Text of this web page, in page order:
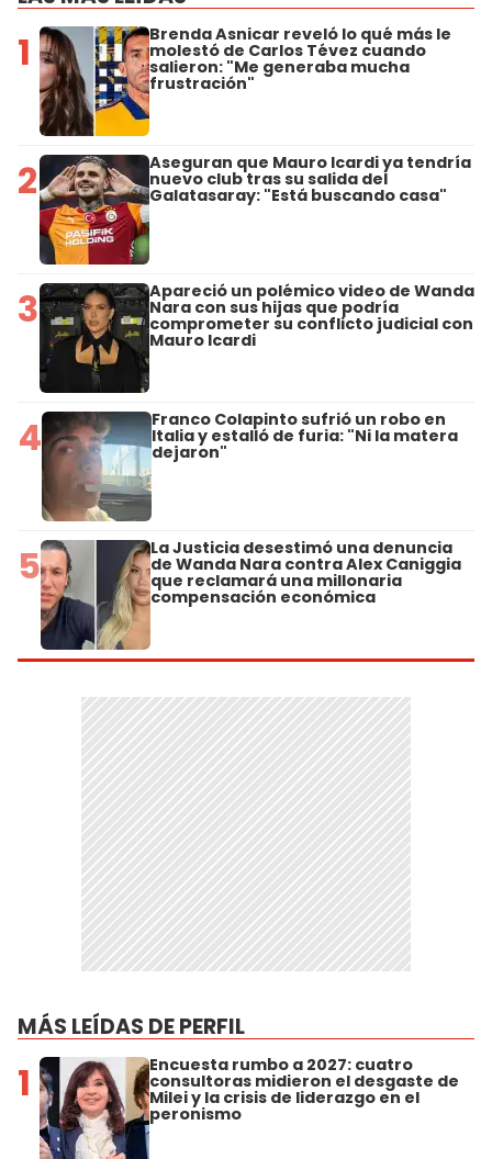
1 Brenda Asnicar reveló lo qué más le
molestó de Carlos Tévez cuando
salieron: "Me generaba mucha
frustración"
2 Aseguran que Mauro Icardi ya tendría
nuevo club tras su salida del
Galatasaray: "Está buscando casa"
3 Apareció un polémico video de Wanda
Nara con sus hijas que podría
comprometer su conflicto judicial con
Mauro Icardi
4 Franco Colapinto sufrió un robo en
Italia y estalló de furia: "Ni la matera
dejaron"
5 La Justicia desestimó una denuncia
de Wanda Nara contra Alex Caniggia
que reclamará una millonaria
compensación económica
MÁS LEÍDAS DE PERFIL
1 Encuesta rumbo a 2027: cuatro
consultoras midieron el desgaste de
Milei y la crisis de liderazgo en el
peronismo